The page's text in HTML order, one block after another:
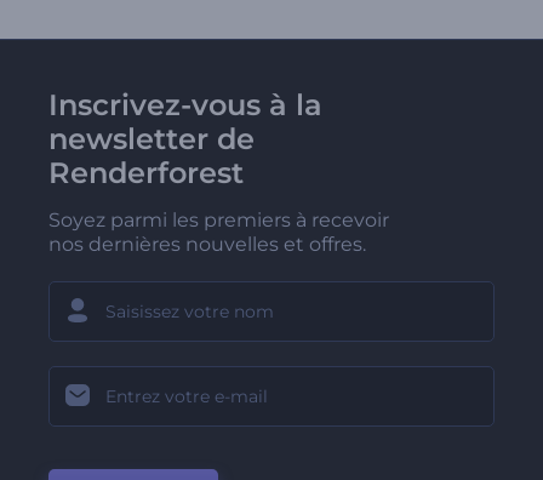
Inscrivez-vous à la
newsletter de
Renderforest
Soyez parmi les premiers à recevoir
nos dernières nouvelles et offres.